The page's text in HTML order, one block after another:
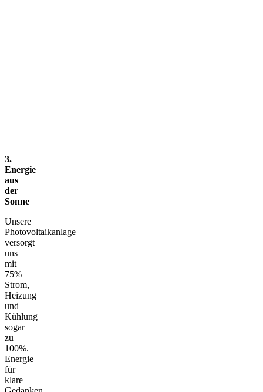
3.
Energie
aus
der
Sonne
Unsere
Photovoltaikanlage
versorgt
uns
mit
75%
Strom,
Heizung
und
Kühlung
sogar
zu
100%.
Energie
für
klare